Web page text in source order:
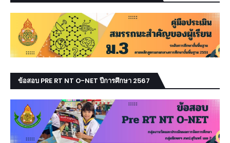
ข้อสอบ PRE RT NT O-NET ปีการศึกษา 2567